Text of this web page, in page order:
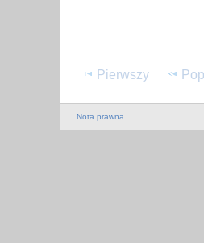
Pierwszy
Nota prawna